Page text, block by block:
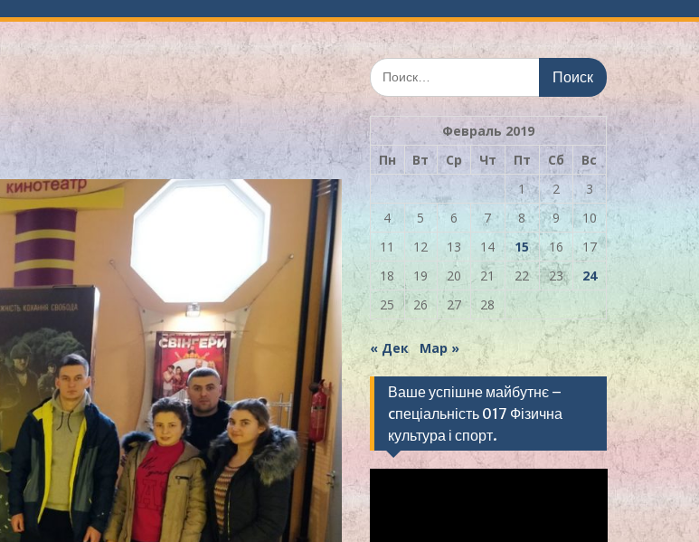
Искать:
Февраль 2019
Пн
Вт Ср Чт Пт Сб
Вс
1
2
3
4
5 6 7 8 9
10
11
12 13 14 15 16
17
18
19 20 21 22 23
24
25
26 27 28
« Дек Мар »
Ваше успішне майбутнє –
cпеціальність 017 Фізична
культура і спорт.